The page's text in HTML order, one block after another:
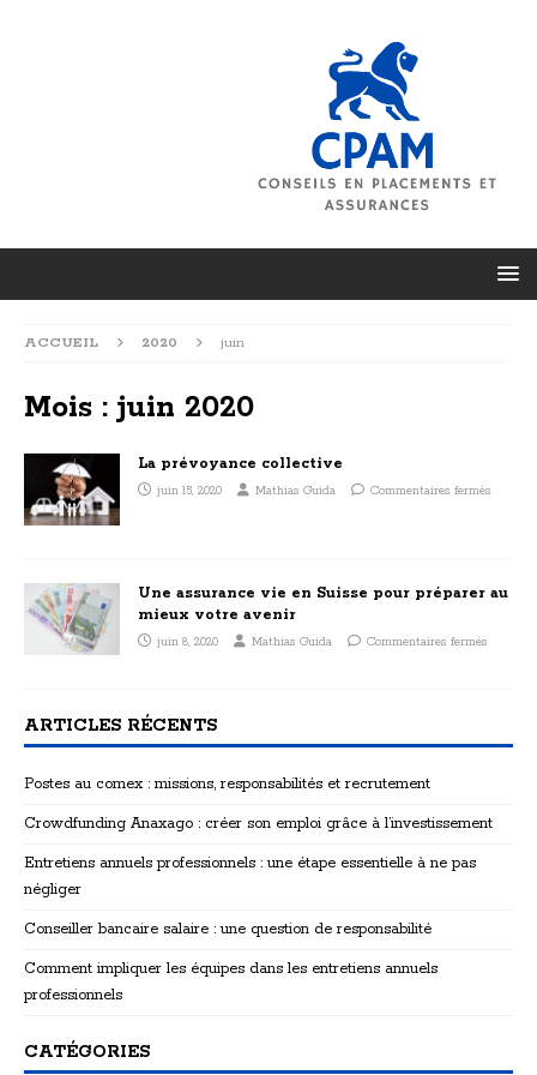
ACCUEIL 2020 juin
Mois : juin 2020
La prévoyance collective
juin 15, 2020 Mathias Guida Commentaires fermés
Une assurance vie en Suisse pour préparer au
mieux votre avenir
juin 8, 2020 Mathias Guida Commentaires fermés
ARTICLES RÉCENTS
Postes au comex : missions, responsabilités et recrutement
Crowdfunding Anaxago : créer son emploi grâce à l’investissement
Entretiens annuels professionnels : une étape essentielle à ne pas
négliger
Conseiller bancaire salaire : une question de responsabilité
Comment impliquer les équipes dans les entretiens annuels
professionnels
CATÉGORIES